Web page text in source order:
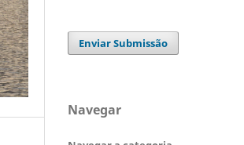
Enviar Submissão
Navegar